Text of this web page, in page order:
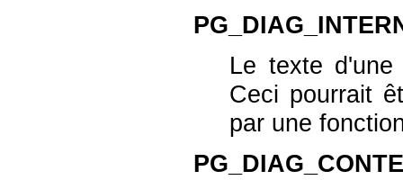
Le texte d'une
Ceci pourrait
par une